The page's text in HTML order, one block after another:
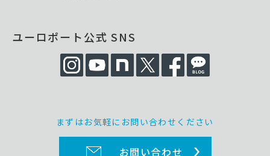
ユーロポート公式 SNS
まずはお気軽にお問い合わせください
お問い合わせ